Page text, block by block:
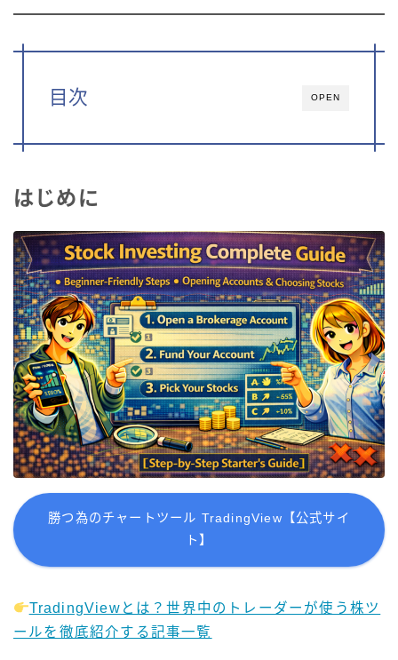
OPEN
目次
はじめに
勝つ為のチャートツール TradingView【公式サイ
ト】
TradingViewとは？世界中のトレーダーが使う株ツ
ールを徹底紹介する記事一覧